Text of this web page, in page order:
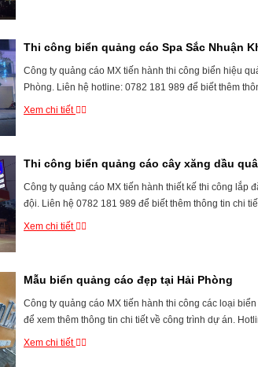
Thi công biển quảng cáo Spa Sắc Nhuận
Công ty quảng cáo MX tiến hành thi công biển hiệu
Phòng. Liên hệ hotline: 0782 181 989 để biết thêm
Xem chi tiết
Thi công biển quảng cáo cây xăng dầu
Công ty quảng cáo MX tiến hành thiết kế thi công lắp
đội. Liên hệ 0782 181 989 để biết thêm thông tin chi
Xem chi tiết
Mẫu biển quảng cáo đẹp tại Hải Phòng
Công ty quảng cáo MX tiến hành thi công các loại
để xem thêm thông tin chi tiết về công trình dự án.
Xem chi tiết